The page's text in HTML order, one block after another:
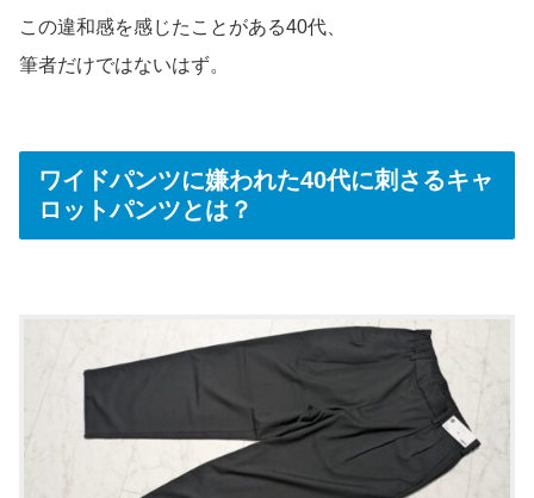
この違和感を感じたことがある40代、
筆者だけではないはず。
ワイドパンツに嫌われた40代に刺さるキャ
ロットパンツとは？